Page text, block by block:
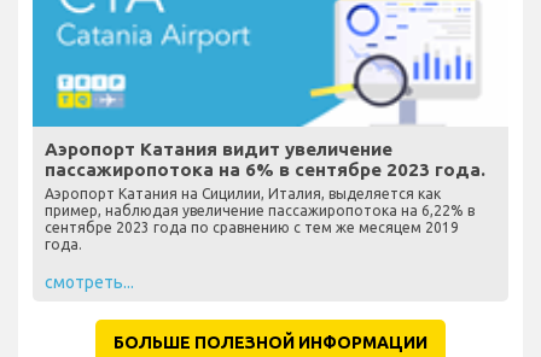
Аэропорт Катания видит увеличение
пассажиропотока на 6% в сентябре 2023 года.
Аэропорт Катания на Сицилии, Италия, выделяется как
пример, наблюдая увеличение пассажиропотока на 6,22% в
сентябре 2023 года по сравнению с тем же месяцем 2019
года.
смотреть...
БОЛЬШЕ ПОЛЕЗНОЙ ИНФОРМАЦИИ